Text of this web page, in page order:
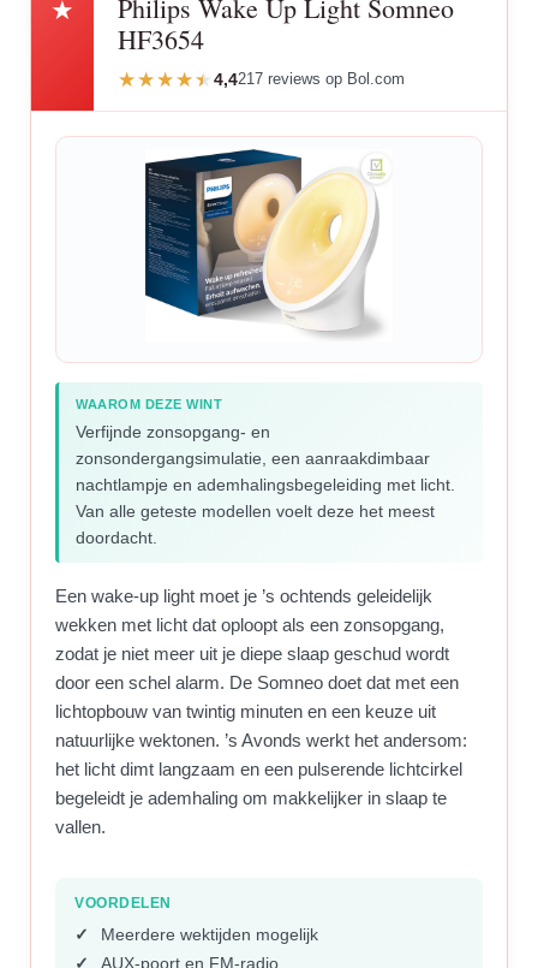
★
Philips Wake Up Light Somneo
HF3654
4,4217 reviews op Bol.com
WAAROM DEZE WINT
Verfijnde zonsopgang- en
zonsondergangsimulatie, een aanraakdimbaar
nachtlampje en ademhalingsbegeleiding met licht.
Van alle geteste modellen voelt deze het meest
doordacht.
Een wake-up light moet je ’s ochtends geleidelijk
wekken met licht dat oploopt als een zonsopgang,
zodat je niet meer uit je diepe slaap geschud wordt
door een schel alarm. De Somneo doet dat met een
lichtopbouw van twintig minuten en een keuze uit
natuurlijke wektonen. ’s Avonds werkt het andersom:
het licht dimt langzaam en een pulserende lichtcirkel
begeleidt je ademhaling om makkelijker in slaap te
vallen.
VOORDELEN
Meerdere wektijden mogelijk
AUX-poort en FM-radio